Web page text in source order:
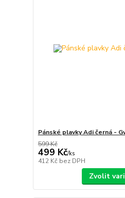
Pánské plavky Adi černá -
599 Kč
499 Kč/ks
412 Kč bez DPH
Zvolit